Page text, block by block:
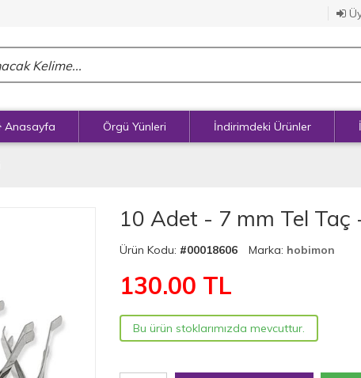
Anasayfa Örgü Yünleri İndirimdeki Ürünler
10 Adet - 7 mm Tel Taç
Ürün Kodu: #00018606 Marka: hobimon
130.00 TL
Bu ürün stoklarımızda mevcuttur.